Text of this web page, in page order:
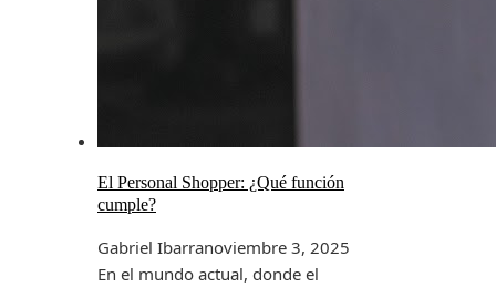
El Personal Shopper: ¿Qué función
cumple?
Gabriel Ibarranoviembre 3, 2025
En el mundo actual, donde el